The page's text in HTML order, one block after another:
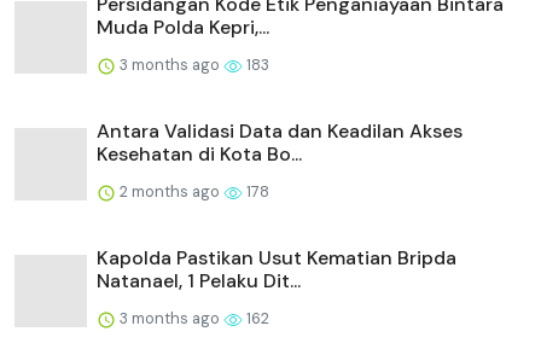
Muda Polda Kepri,...
3 months ago 183
Antara Validasi Data dan Keadilan Akses
Kesehatan di Kota Bo...
2 months ago 178
Kapolda Pastikan Usut Kematian Bripda
Natanael, 1 Pelaku Dit...
3 months ago 162